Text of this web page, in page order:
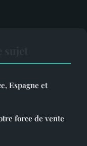
Espagne et
force de vente